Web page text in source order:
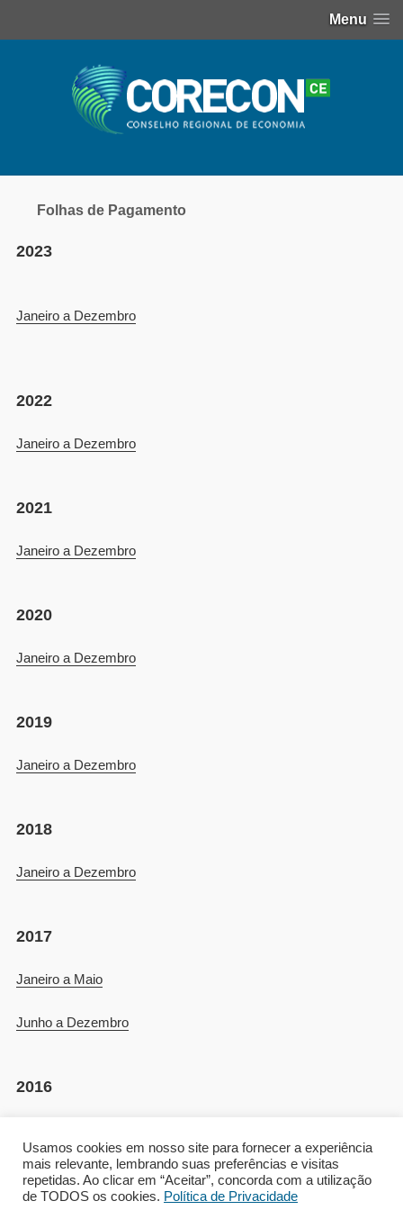
Menu
Folhas de Pagamento
2023
Janeiro a Dezembro
2022
Janeiro a Dezembro
2021
Janeiro a Dezembro
2020
Janeiro a Dezembro
2019
Janeiro a Dezembro
2018
Janeiro a Dezembro
2017
Janeiro a Maio
Junho a Dezembro
2016
Usamos cookies em nosso site para fornecer a experiência
mais relevante, lembrando suas preferências e visitas
repetidas. Ao clicar em “Aceitar”, concorda com a utilização
de TODOS os cookies. Política de Privacidade